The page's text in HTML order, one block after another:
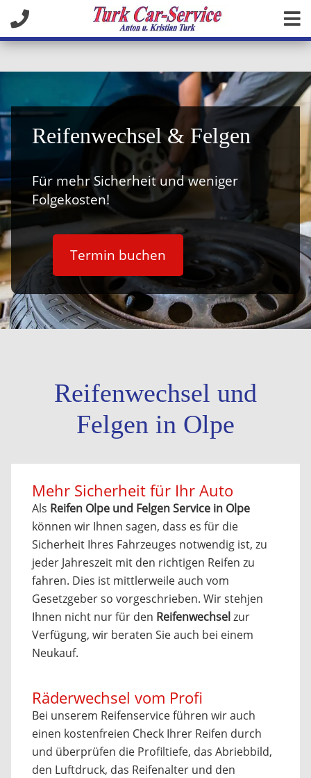
Reifenwechsel & Felgen
Für mehr Sicherheit und weniger
Folgekosten!
Termin buchen
Reifenwechsel und
Felgen in Olpe
Mehr Sicherheit für Ihr Auto
Als Reifen Olpe und Felgen Service in Olpe
können wir Ihnen sagen, dass es für die
Sicherheit Ihres Fahrzeuges notwendig ist, zu
jeder Jahreszeit mit den richtigen Reifen zu
fahren. Dies ist mittlerweile auch vom
Gesetzgeber so vorgeschrieben. Wir stehjen
Ihnen nicht nur für den Reifenwechsel zur
Verfügung, wir beraten Sie auch bei einem
Neukauf.
Räderwechsel vom Profi
Bei unserem Reifenservice führen wir auch
einen kostenfreien Check Ihrer Reifen durch
und überprüfen die Profiltiefe, das Abriebbild,
den Luftdruck, das Reifenalter und den